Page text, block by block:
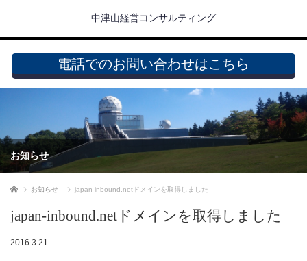
中津山経営コンサルティング
電話でのお問い合わせはこちら
お知らせ
ホーム お知らせ japan-inbound.netドメインを取得しました
japan-inbound.netドメインを取得しました
2016.3.21